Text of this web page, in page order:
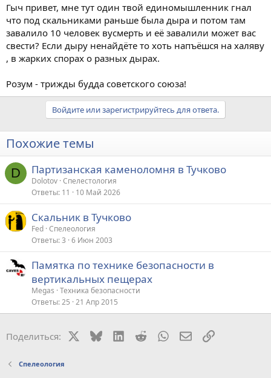
Гыч привет, мне тут один твой единомышленник гнал
что под скальниками раньше была дыра и потом там
завалило 10 человек вусмерть и её завалили может вас
свести? Если дыру ненайдёте то хоть напъёшся на халяву
, в жарких спорах о разных дырах.
Розум - трижды будда советского союза!
Войдите или зарегистрируйтесь для ответа.
Похожие темы
D Партизанская каменоломня в Тучково
Dolotov Спелестология
Ответы 11 10 Май 2026
Cкальник в Тучково
Fed Спелеология
Ответы 3 6 Июн 2003
Памятка по технике безопасности в
вертикальных пещерах
Megas Техника безопасности
Ответы 25 21 Апр 2015
Поделиться: BlueskyLinkedIn
RedditWhatsAppЭлектронная
Ссылка
Спелеология